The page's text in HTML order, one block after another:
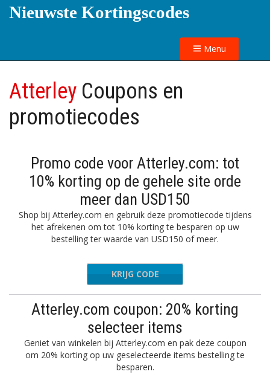
Nieuwste Kortingscodes
Menu
Atterley Coupons en
promotiecodes
Promo code voor Atterley.com: tot
10% korting op de gehele site orde
meer dan USD150
Shop bij Atterley.com en gebruik deze promotiecode tijdens
het afrekenen om tot 10% korting te besparen op uw
bestelling ter waarde van USD150 of meer.
EW90297
KRIJG CODE
Atterley.com coupon: 20% korting
selecteer items
Geniet van winkelen bij Atterley.com en pak deze coupon
om 20% korting op uw geselecteerde items bestelling te
besparen.